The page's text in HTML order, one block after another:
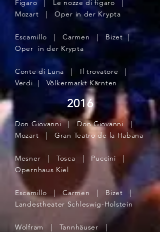
Figaro | Le nozze di figaro |
Mozart | Oper in der Krypta
Escamillo | Carmen | Bizet |
Oper in der Krypta
Conte di Luna | Il trovatore |
Verdi | Völkermarkt Kärnten​
2016
Don Giovanni | Don Giovanni |
Mozart | Gran Teatro de la Habana
Mesner | Tosca | Puccini |
Opernhaus Kiel
Escamillo | Carmen | Bizet |
Landestheater Schleswig-Holstein
Wolfram | Tannhäuser |